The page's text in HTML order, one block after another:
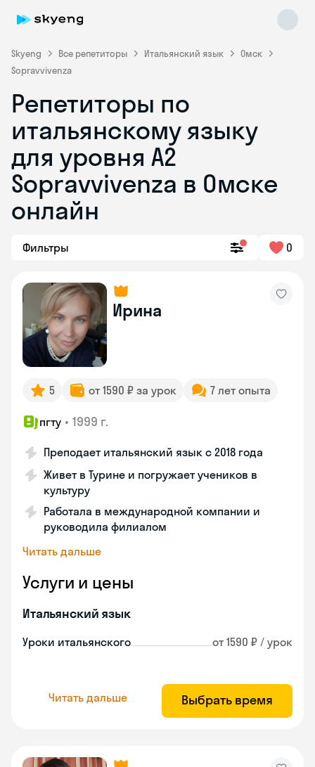
Skyeng Все репетиторы Итальянский язык
Омск
Sopravvivenza
Репетиторы по
итальянскому языку
для уровня A2
Sopravvivenza в Омске
онлайн
Фильтры 0
Ирина
5 от 1590 ₽ за урок 7 лет опыта
пгту • 1999 г.
Преподает итальянский язык с 2018 года
Живет в Турине и погружает учеников в
культуру
Работала в международной компании и
руководила филиалом
Читать дальше
Услуги и цены
Итальянский язык
Уроки итальянского от 1590 ₽ / урок
Читать дальше Выбрать время
Skyeng Chat